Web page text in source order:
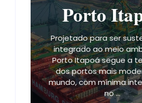
Porto
Projetado para ser
integrado ao meio
Porto Itapoá segue a
dos portos mais
mundo, com mínima
no ...